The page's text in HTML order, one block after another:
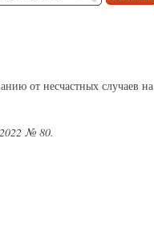
от несчастных случаев на
№ 80.